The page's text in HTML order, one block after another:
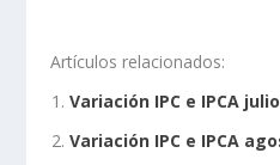
Artículos relacionados:
Variación IPC e IPCA
Variación IPC e IPCA